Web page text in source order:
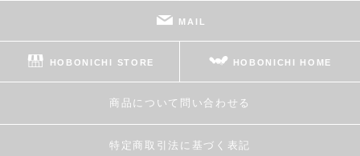
MAIL
HOBONICHI STORE HOBONICHI HOME
商品について問い合わせる
特定商取引法に基づく表記